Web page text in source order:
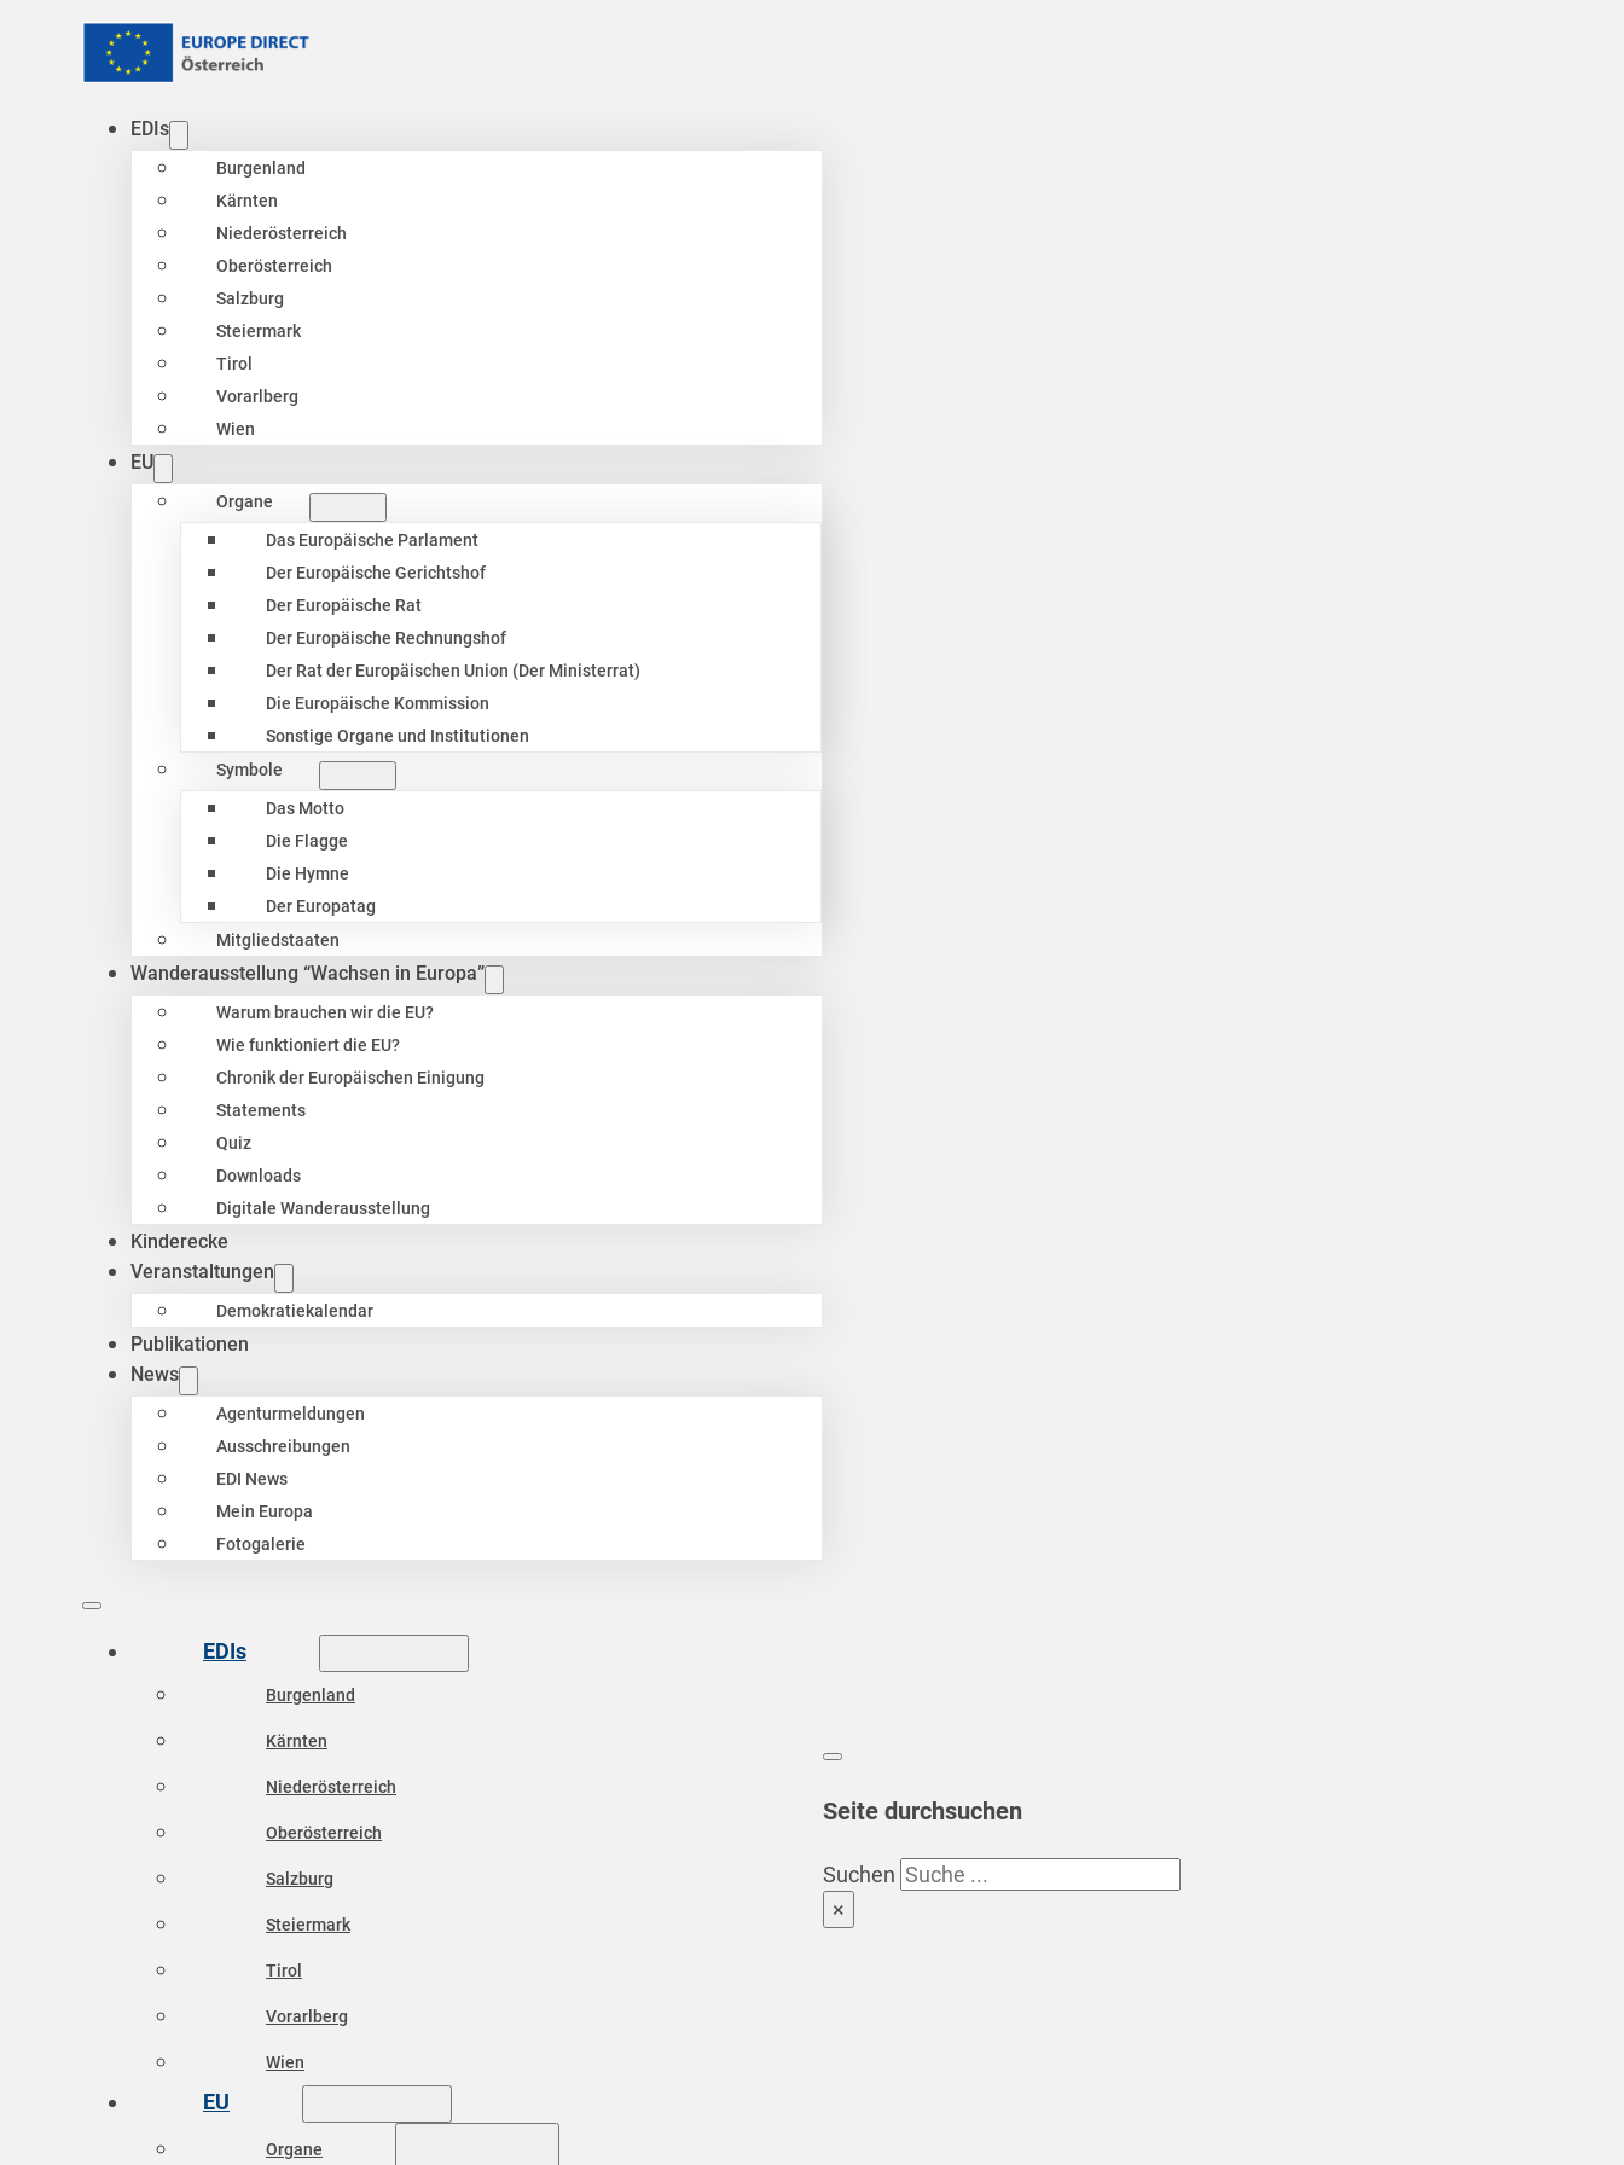
EDIs
Burgenland
Kärnten
Niederösterreich
Oberösterreich
Salzburg
Steiermark
Tirol
Vorarlberg
Wien
EU
Organe
Das Europäische Parlament
Der Europäische Gerichtshof
Der Europäische Rat
Der Europäische Rechnungshof
Der Rat der Europäischen Union (Der Ministerrat)
Die Europäische Kommission
Sonstige Organe und Institutionen
Symbole
Das Motto
Die Flagge
Die Hymne
Der Europatag
Mitgliedstaaten
Wanderausstellung “Wachsen in Europa”
Warum brauchen wir die EU?
Wie funktioniert die EU?
Chronik der Europäischen Einigung
Statements
Quiz
Downloads
Digitale Wanderausstellung
Kinderecke
Veranstaltungen
Demokratiekalendar
Publikationen
News
Agenturmeldungen
Ausschreibungen
EDI News
Mein Europa
Fotogalerie
EDIs
Burgenland
Kärnten
Niederösterreich
Oberösterreich
Salzburg
Steiermark
Tirol
Vorarlberg
Wien
EU
Organe
Seite durchsuchen
Suchen
×